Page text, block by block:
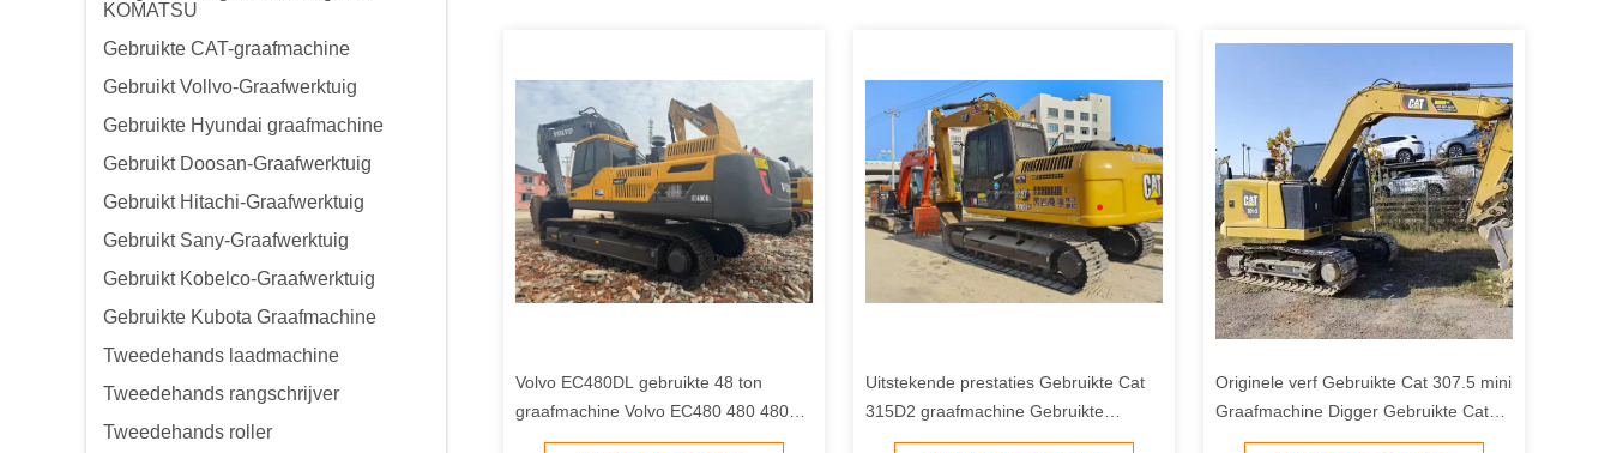
KOMATSU
Gebruikte CAT-graafmachine
Gebruikt Vollvo-Graafwerktuig
Gebruikte Hyundai graafmachine
Gebruikt Doosan-Graafwerktuig
Gebruikt Hitachi-Graafwerktuig
Gebruikt Sany-Graafwerktuig
Gebruikt Kobelco-Graafwerktuig
Gebruikte Kubota Graafmachine
Tweedehands laadmachine
Tweedehands rangschrijver
Tweedehands roller
Volvo EC480DL gebruikte 48 ton
graafmachine Volvo EC480 480 480DL
goedkope prijs te koop
Uitstekende prestaties Gebruikte Cat
315D2 graafmachine Gebruikte
Cat305.5e 306D 306E 306E2 307D
Originele verf Gebruikte Cat 307.5 mini
Graafmachine Digger Gebruikte Cat
Mini Graafmachine Cat307.5 te koop